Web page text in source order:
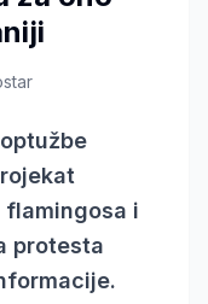
i
protesta